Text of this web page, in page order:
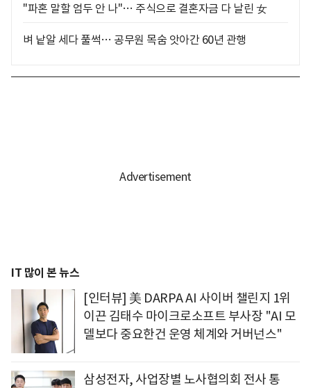
"파혼 말할 엄두 안 나"… 주식으로 결혼자금 다 날린 女
벼 낱알 세다 풀썩… 공무원 목숨 앗아간 60년 관행
IT 많이 본 뉴스
[인터뷰] 美 DARPA AI 사이버 챌린지 1위
이끈 김태수 마이크로소프트 부사장 "AI 모
델보다 중요한건 운영 체계와 거버넌스"
삼성전자, 사업장별 노사협의회 전사 통